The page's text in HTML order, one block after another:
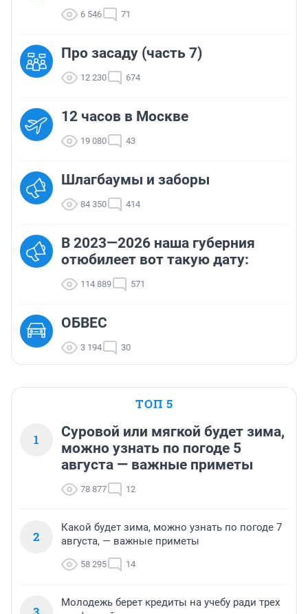
6 546 71
Про засаду (часть 7)
12 230 674
12 часов в Москве
19 080 43
Шлагбаумы и заборы
84 350 414
В 2023—2026 наша губерния
отюбилеет вот такую дату:
114 889 571
ОБВЕС
3 194 30
ТОП 5
1
Суровой или мягкой будет зима,
можно узнать по погоде 5
августа — важные приметы
78 877 12
2
Какой будет зима, можно узнать по погоде 7
августа, — важные приметы
58 295 14
Молодежь берет кредиты на учебу ради трех